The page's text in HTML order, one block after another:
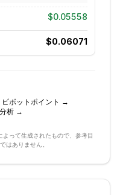
$0.05558
$0.06071
ピボットポイント →
析 →
って生成されたもので、参考目
はありません。